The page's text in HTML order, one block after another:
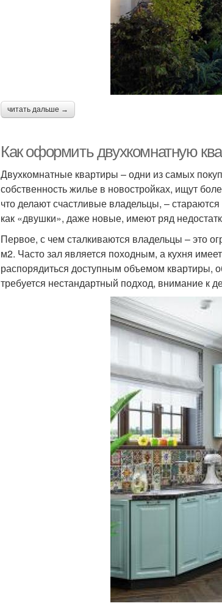
читать дальше →
Как оформить двухкомнатную
Двухкомнатные квартиры – одни из самых
собственность жилье в новостройках, ищут
что делают счастливые владельцы, –
как «двушки», даже новые, имеют ряд
Первое, с чем сталкиваются владельцы – это
м2. Часто зал является походным, а кухня
распорядиться доступным объемом квартиры,
требуется нестандартный подход, внимание к